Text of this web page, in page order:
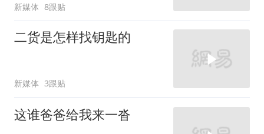
新媒体 8跟贴
二货是怎样找钥匙的
新媒体 3跟贴
这谁爸爸给我来一沓